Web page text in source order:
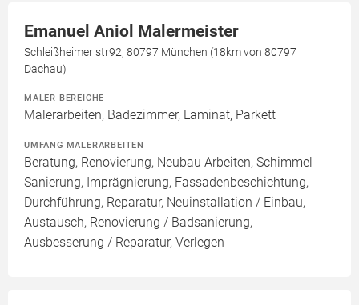
Emanuel Aniol Malermeister
Schleißheimer str92, 80797 München (18km von 80797
Dachau)
MALER BEREICHE
Malerarbeiten, Badezimmer, Laminat, Parkett
UMFANG MALERARBEITEN
Beratung, Renovierung, Neubau Arbeiten, Schimmel-
Sanierung, Imprägnierung, Fassadenbeschichtung,
Durchführung, Reparatur, Neuinstallation / Einbau,
Austausch, Renovierung / Badsanierung,
Ausbesserung / Reparatur, Verlegen